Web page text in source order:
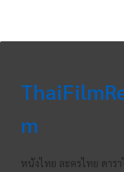
m
หนังไทย ละครไทย ดาร